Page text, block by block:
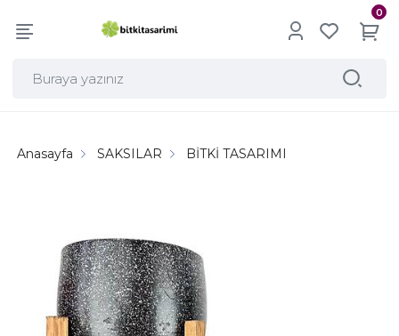
0
Anasayfa SAKSILAR BİTKİ TASARIMI